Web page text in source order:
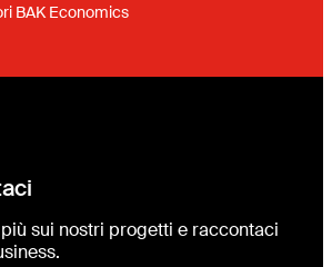
BAK Economics
sui nostri progetti e raccontaci